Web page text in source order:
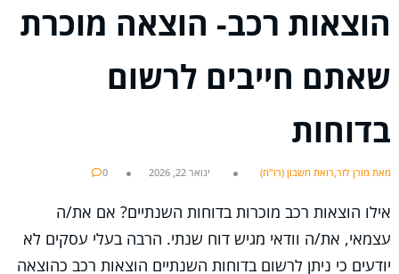
הוצאות רכב- הוצאה מוכרת
שאתם חייבים לרשום
בדוחות
מאת מורן לזר,רואת חשבון (רו"ח) ינואר 22, 2026 0
אילו הוצאות רכב מוכרות בדוחות השנתיים? אם את/ה
עצמאי, את/ה וודאי מגיש דוח שנתי. הרבה בעלי עסקים לא
יודעים כי ניתן לרשום בדוחות השנתיים הוצאות רכב כהוצאה